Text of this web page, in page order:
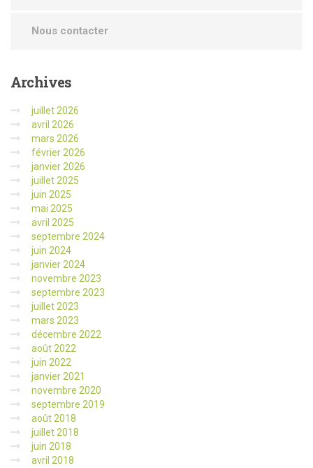
Nous contacter
Archives
juillet 2026
avril 2026
mars 2026
février 2026
janvier 2026
juillet 2025
juin 2025
mai 2025
avril 2025
septembre 2024
juin 2024
janvier 2024
novembre 2023
septembre 2023
juillet 2023
mars 2023
décembre 2022
août 2022
juin 2022
janvier 2021
novembre 2020
septembre 2019
août 2018
juillet 2018
juin 2018
avril 2018